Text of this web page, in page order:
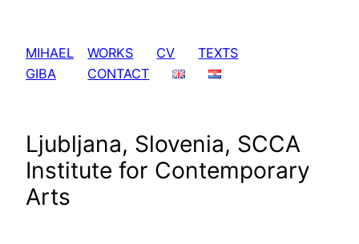
content
MIHAEL
GIBA
WORKS CV
TEXTS
CONTACT
Ljubljana, Slovenia, SCCA
Institute for Contemporary
Arts